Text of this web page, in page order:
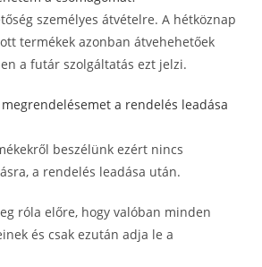
személyes átvételre. A hétköznap
termékek azonban átvehehetőek
a futár szolgáltatás ezt jelzi.
a rendelés leadása
beszélünk ezért nincs
a rendelés leadása után.
róla előre, hogy valóban minden
és csak ezután adja le a